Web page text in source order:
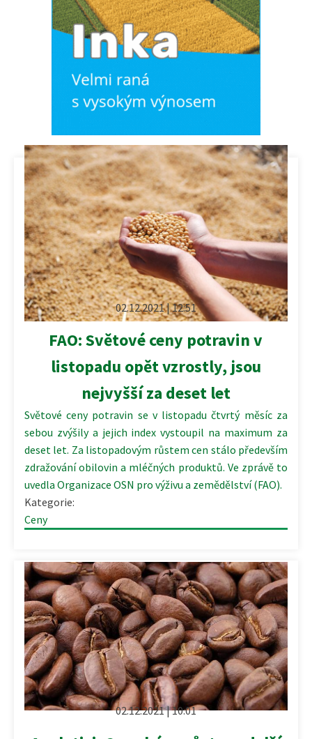
02.12.2021 | 12:51
FAO: Světové ceny potravin v
listopadu opět vzrostly, jsou
nejvyšší za deset let
Světové ceny potravin se v listopadu čtvrtý měsíc za
sebou zvýšily a jejich index vystoupil na maximum za
deset let. Za listopadovým růstem cen stálo především
zdražování obilovin a mléčných produktů. Ve zprávě to
uvedla Organizace OSN pro výživu a zemědělství (FAO).
Kategorie:
Ceny
02.12.2021 | 10:01